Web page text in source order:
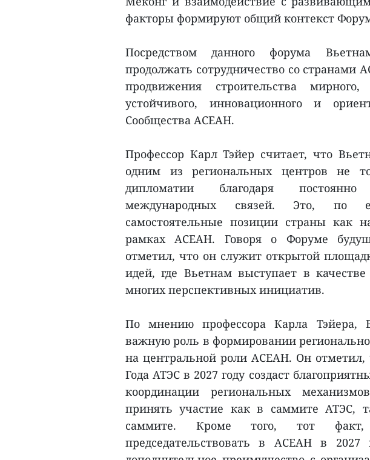
факторы формируют общий контекст
Посредством данного форума
продолжать сотрудничество со странами
продвижения строительства мирного,
устойчивого, инновационного и
Сообщества АСЕАН.
Профессор Карл Тэйер считает, что
одним из региональных центров не
дипломатии благодаря
международных связей. Это, по
самостоятельные позиции страны как
рамках АСЕАН. Говоря о Форуме
отметил, что он служит открытой
идей, где Вьетнам выступает в
многих перспективных инициатив.
По мнению профессора Карла Тэйера,
важную роль в формировании
на центральной роли АСЕАН. Он отметил,
Года АТЭС в 2027 году создаст
координации региональных
принять участие как в саммите АТЭС,
саммите. Кроме того, тот
председательствовать в АСЕАН в 2027